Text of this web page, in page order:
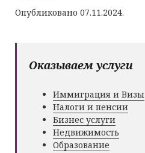
Опубликовано 07.11.2024.
Оказываем услуги
Иммиграция и Визы
Налоги и пенсии
Бизнес услуги
Недвижимость
Образование